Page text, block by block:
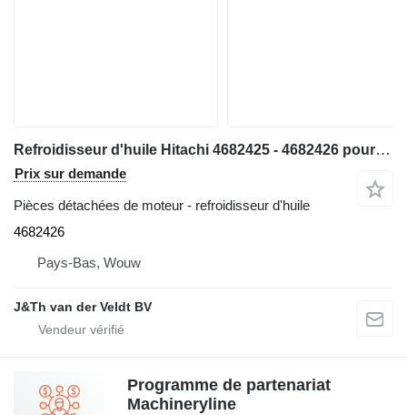
Refroidisseur d'huile Hitachi 4682425 - 4682426 pour excavateur Hitachi EX1200-6
Prix sur demande
Pièces détachées de moteur - refroidisseur d'huile
4682426
Pays-Bas, Wouw
J&Th van der Veldt BV
Programme de partenariat
Machineryline